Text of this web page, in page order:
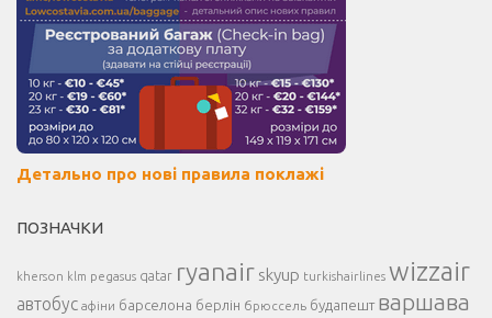
Детально про нові правила поклажі
ПОЗНАЧКИ
kherson klm pegasus qatar ryanair skyup turkishairlines wizzair
автобус афіни барселона берлін брюссель будапешт варшава